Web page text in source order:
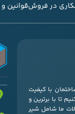
در فروشقوانین
با کیفیت
تا با برترین و
ما شامل شیر